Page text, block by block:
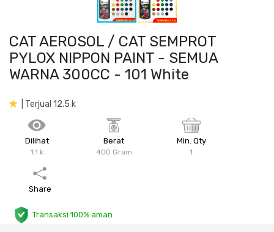
Plafon & Partisi
Sanitari & Aksesorisnya
Peralatan & Perkakas
Aksesoris Perabot
Konstruksi
Material Alam
Besi Profil & Plat
Besi Profil & Baja
Semen & Sejenisnya
Sistem Elektrikal
Pompa dan Pipa
CAT AEROSOL / CAT SEMPROT
PYLOX NIPPON PAINT - SEMUA
WARNA 300CC - 101 White
| Terjual 12.5 k
Dilihat
1.1 k
Berat
400 Gram
Min. Qty
1
Share
Transaksi 100% aman